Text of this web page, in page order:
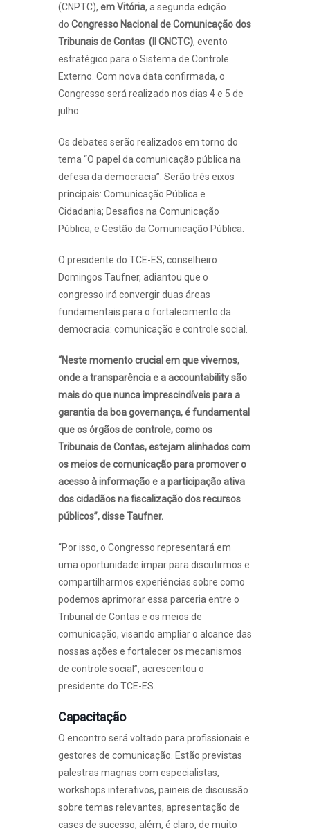
(CNPTC), em Vitória, a segunda edição
do Congresso Nacional de Comunicação dos
Tribunais de Contas (II CNCTC), evento
estratégico para o Sistema de Controle
Externo. Com nova data confirmada, o
Congresso será realizado nos dias 4 e 5 de
julho.
Os debates serão realizados em torno do
tema “O papel da comunicação pública na
defesa da democracia”. Serão três eixos
principais: Comunicação Pública e
Cidadania; Desafios na Comunicação
Pública; e Gestão da Comunicação Pública.
O presidente do TCE-ES, conselheiro
Domingos Taufner, adiantou que o
congresso irá convergir duas áreas
fundamentais para o fortalecimento da
democracia: comunicação e controle social.
“Neste momento crucial em que vivemos,
onde a transparência e a accountability são
mais do que nunca imprescindíveis para a
garantia da boa governança, é fundamental
que os órgãos de controle, como os
Tribunais de Contas, estejam alinhados com
os meios de comunicação para promover o
acesso à informação e a participação ativa
dos cidadãos na fiscalização dos recursos
públicos”, disse Taufner.
“Por isso, o Congresso representará em
uma oportunidade ímpar para discutirmos e
compartilharmos experiências sobre como
podemos aprimorar essa parceria entre o
Tribunal de Contas e os meios de
comunicação, visando ampliar o alcance das
nossas ações e fortalecer os mecanismos
de controle social”, acrescentou o
presidente do TCE-ES.
Capacitação
O encontro será voltado para profissionais e
gestores de comunicação. Estão previstas
palestras magnas com especialistas,
workshops interativos, paineis de discussão
sobre temas relevantes, apresentação de
cases de sucesso, além, é claro, de muito